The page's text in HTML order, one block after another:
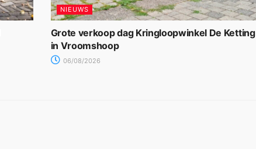
NIEUWS
Grote verkoop dag Kringloopwinkel De Ketting
in Vroomshoop
06/08/2026